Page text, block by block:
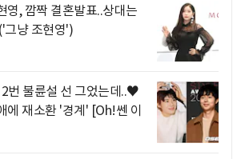
영, 깜짝 결혼발표..상대는
그냥 조현영')
2번 불륜설 선 그었는데..♥
에 재소환 '경계' [Oh!쎈 이